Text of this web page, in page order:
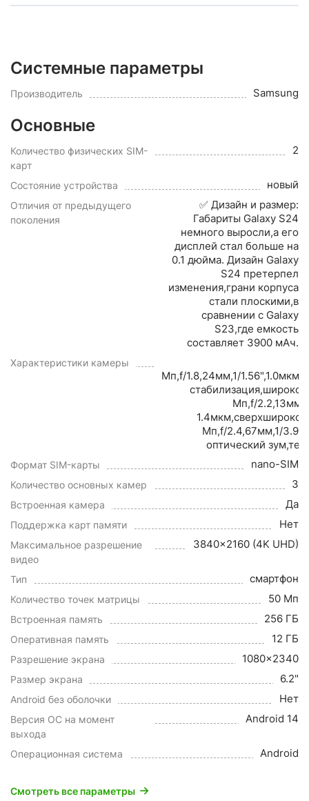
Системные параметры
Производитель Samsung
Основные
Количество физических SIM-
карт
2
Состояние устройства новый
Отличия от предыдущего
поколения
✅ Дизайн и размер:
Габариты Galaxy S24
немного выросли,а его
дисплей стал больше на
0.1 дюйма. Дизайн Galaxy
S24 претерпел
изменения,грани корпуса
стали плоскими,в
сравнении с Galaxy
S23,где емкость
составляет 3900 мАч.
Характеристики камеры
Мп,f/1.8,24мм,1/
Мп,f/
Мп,f/2.4,67мм,1/
оптический
Формат SIM-карты nano-SIM
Количество основных камер 3
Встроенная камера Да
Поддержка карт памяти Нет
Максимальное разрешение
видео
3840x2160 (4K UHD)
Тип смартфон
Количество точек матрицы 50 Мп
Встроенная память 256 ГБ
Оперативная память 12 ГБ
Разрешение экрана 1080x2340
Размер экрана 6.2"
Android без оболочки Нет
Версия ОС на момент
выхода
Android 14
Операционная система Android
Смотреть все параметры